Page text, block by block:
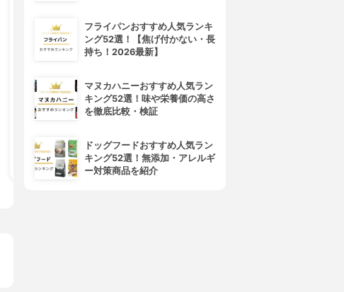
LUPIS(ルピス)
変形メタルモチーフネックレス
3.13(1)
¥330
フライパンおすすめ人気ランキ
ング52選！【焦げ付かない・長
持ち！2026最新】
マヌカハニーおすすめ人気ラン
キング52選！味や栄養価の高さ
を徹底比較・検証
ドッグフードおすすめ人気ラン
キング52選！無添加・アレルギ
ー対策商品を紹介